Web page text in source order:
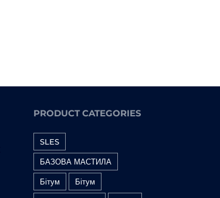
PRODUCT CATEGORIES
SLES
БАЗОВА МАСТИЛА
Бітум Бітум